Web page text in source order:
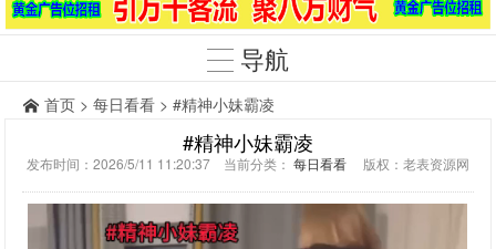
导航
首页 > 每日看看 > #精神小妹霸凌
#精神小妹霸凌
发布时间：2026/5/11 11:20:37 当前分类： 每日看看 版权：老表资源网